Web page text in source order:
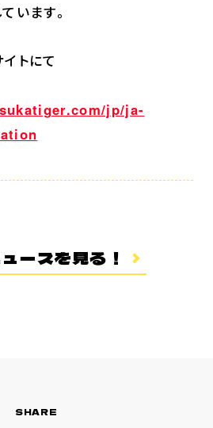
います。
トにて
jp/ja-
ースを見る！
SHARE